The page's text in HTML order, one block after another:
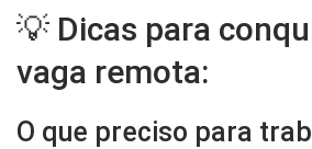
💡 Dicas para
vaga remota:
O que preciso para